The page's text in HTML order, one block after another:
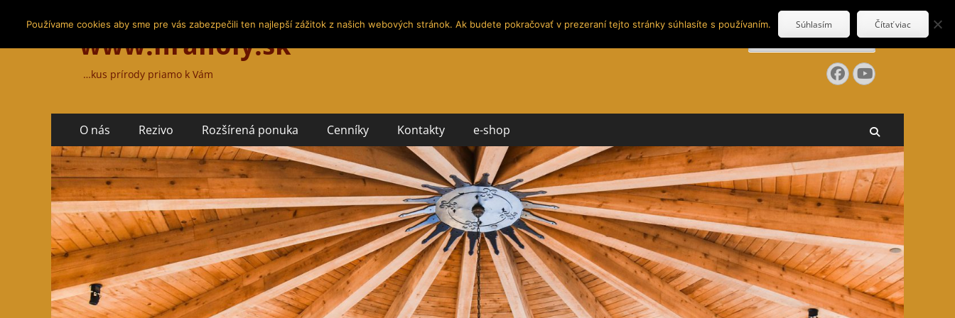
www.hranoly.sk
…kus prírody priamo k Vám
Search
for:
Facebook
YouTube
Primary
Menu
content
O nás Rezivo Rozšírená ponuka Cenníky Kontakty e-shop
Používame cookies aby sme pre vás zabezpečili ten najlepší zážitok z našich webových stránok. Ak budete pokračovať v prezeraní tejto stránky súhlasíte s používaním. Súhlasím Čítať viac